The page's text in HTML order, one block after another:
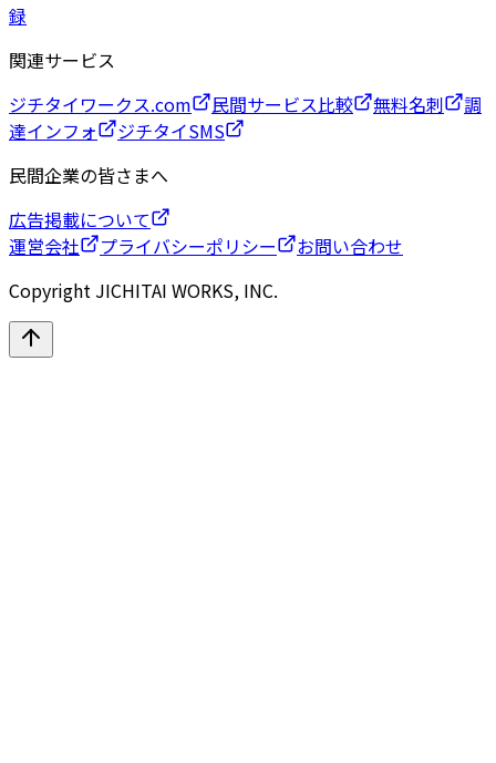
録
関連サービス
ジチタイワークス.com
民間サービス比較 無料名刺
調
達インフォ
ジチタイSMS
民間企業の皆さまへ
広告掲載について
運営会社
プライバシーポリシー
お問い合わせ
Copyright JICHITAI WORKS, INC.